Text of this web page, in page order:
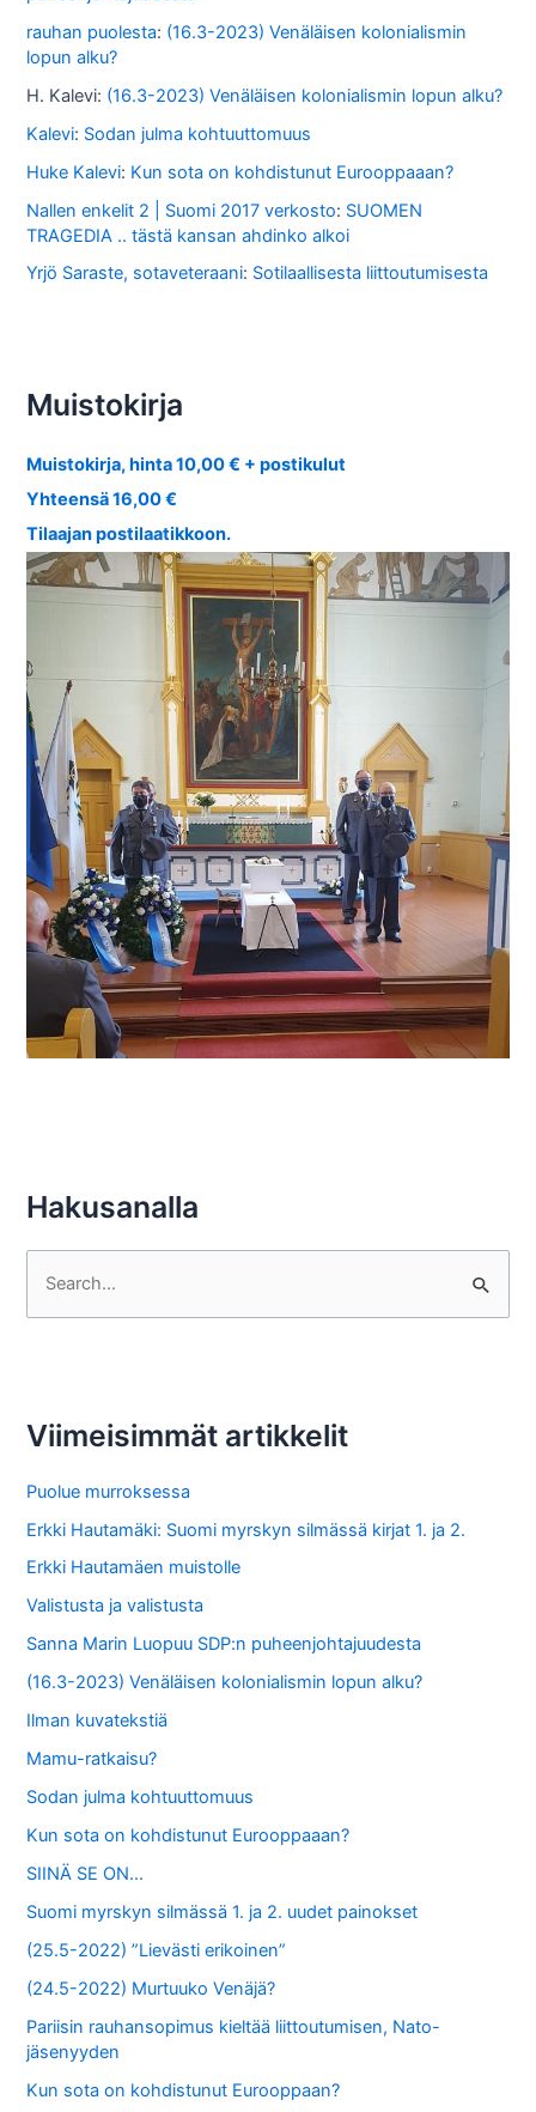
rauhan puolesta: (16.3-2023) Venäläisen kolonialismin
lopun alku?
H. Kalevi: (16.3-2023) Venäläisen kolonialismin lopun alku?
Kalevi: Sodan julma kohtuuttomuus
Huke Kalevi: Kun sota on kohdistunut Eurooppaaan?
Nallen enkelit 2 | Suomi 2017 verkosto: SUOMEN
TRAGEDIA .. tästä kansan ahdinko alkoi
Yrjö Saraste, sotaveteraani: Sotilaallisesta liittoutumisesta
Muistokirja
Muistokirja, hinta 10,00 € + postikulut
Yhteensä 16,00 €
Tilaajan postilaatikkoon.
Hakusanalla
h
r
:
Viimeisimmät artikkelit
Puolue murroksessa
Erkki Hautamäki: Suomi myrskyn silmässä kirjat 1. ja 2.
Erkki Hautamäen muistolle
Valistusta ja valistusta
Sanna Marin Luopuu SDP:n puheenjohtajuudesta
(16.3-2023) Venäläisen kolonialismin lopun alku?
Ilman kuvatekstiä
Mamu-ratkaisu?
Sodan julma kohtuuttomuus
Kun sota on kohdistunut Eurooppaaan?
SIINÄ SE ON…
Suomi myrskyn silmässä 1. ja 2. uudet painokset
(25.5-2022) ”Lievästi erikoinen”
(24.5-2022) Murtuuko Venäjä?
Pariisin rauhansopimus kieltää liittoutumisen, Nato-
jäsenyyden
Kun sota on kohdistunut Eurooppaan?